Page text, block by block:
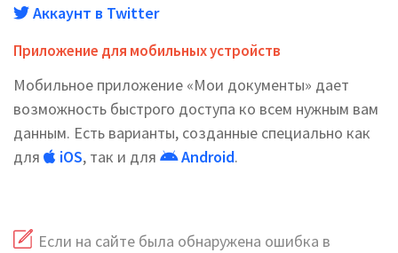
Аккаунт в Twitter
Приложение для мобильных устройств
Мобильное приложение «Мои документы» дает
возможность быстрого доступа ко всем нужным вам
данным. Есть варианты, созданные специально как
для
iOS, так и для Android.
Если на сайте была обнаружена ошибка в